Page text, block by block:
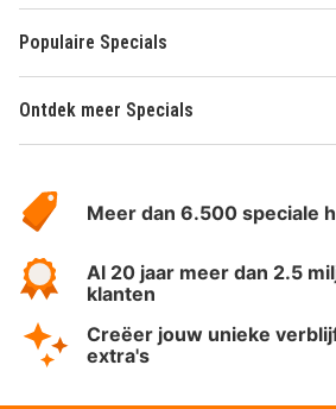
Populaire Specials
Ontdek meer Specials
HotelSpecials
Meer dan 6.500 speciale
Al 20 jaar meer dan 2.5
klanten
Creëer jouw unieke
extra's